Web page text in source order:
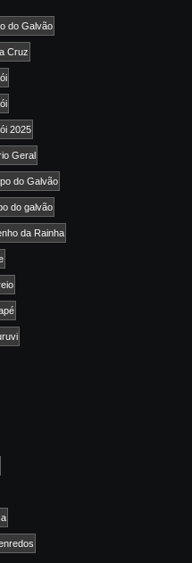
do Galvão
Cruz
2025
Geral
do Galvão
do galvão
da Rainha